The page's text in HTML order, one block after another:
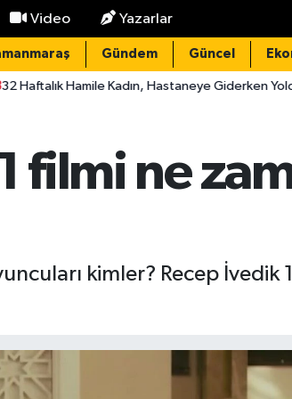
Video Yazarlar
Gündem Güncel
Kadın, Hastaneye Giderken Yolda Doğum Yaptı
filmi ne
kimler? Recep